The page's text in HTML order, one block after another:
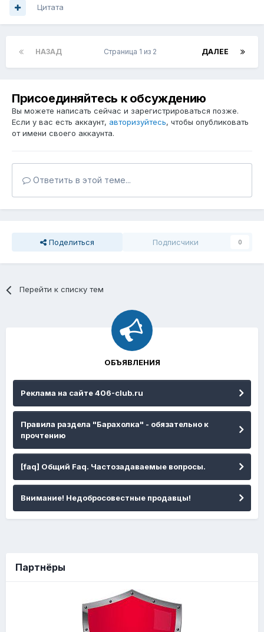
Цитата
НАЗАД ДАЛЕЕ
Страница 1 из 2
Присоединяйтесь к обсуждению
Вы можете написать сейчас и зарегистрироваться позже.
Если у вас есть аккаунт, авторизуйтесь, чтобы опубликовать
от имени своего аккаунта.
Ответить в этой теме...
Поделиться Подписчики 0
Перейти к списку тем
ОБЪЯВЛЕНИЯ
Реклама на сайте 406-club.ru
Правила раздела "Барахолка" - обязательно к
прочтению
[faq] Общий Faq. Частозадаваемые вопросы.
Внимание! Недобросовестные продавцы!
Партнёры